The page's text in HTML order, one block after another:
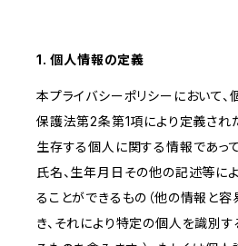
1. 個人情報の定義
本プライバシーポリシーにおいて
保護法第2条第1項により定義され
生存する個人に関する情報であっ
氏名、生年月日その他の記述等に
ることができるもの（他の情報と
き、それにより特定の個人を識別